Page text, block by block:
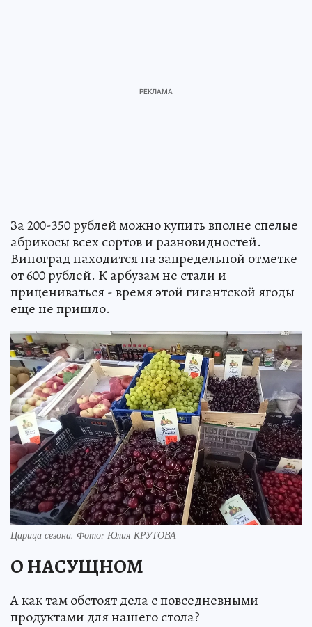
За 200-350 рублей можно купить вполне спелые
абрикосы всех сортов и разновидностей.
Виноград находится на запредельной отметке
от 600 рублей. К арбузам не стали и
прицениваться - время этой гигантской ягоды
еще не пришло.
Царица сезона. Фото: Юлия КРУТОВА
О НАСУЩНОМ
А как там обстоят дела с повседневными
продуктами для нашего стола?